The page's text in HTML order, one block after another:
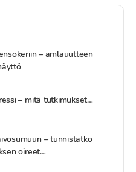
– amlauutteen
– mitä tutkimukset…
– tunnistatko
oireet…